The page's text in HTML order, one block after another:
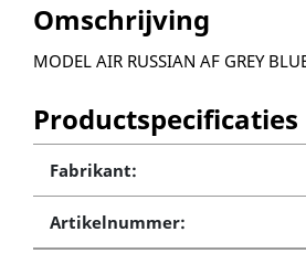
Omschrijving
MODEL AIR RUSSIAN AF GREY
Productspecificaties
Fabrikant:
Artikelnummer: